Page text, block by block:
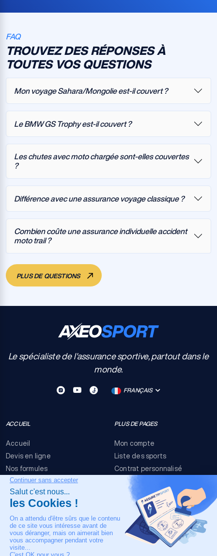
FAQ
TROUVEZ DES RÉPONSES À
TOUTES VOS QUESTIONS
Mon voyage Sahara/Mongolie est-il couvert ?
Le BMW GS Trophy est-il couvert ?
Les chutes avec moto chargée sont-elles couvertes
?
Différence avec une assurance voyage classique ?
Combien coûte une assurance individuelle accident
moto trail ?
PLUS DE QUESTIONS
Le spécialiste de l'assurance sportive, partout dans le
monde.
FRANÇAIS
ACCUEIL
Accueil
Devis en ligne
Nos formules
FAQ
Nous contacter
PLUS DE PAGES
Mon compte
Liste des sports
Contrat personnalisé
Conditions générales
Risques événementiels
Mentions légales
NOTRE CONTACT